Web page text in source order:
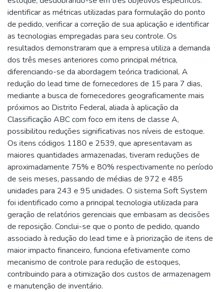
identificar as métricas utilizadas para formulação do ponto
de pedido, verificar a correção de sua aplicação e identificar
as tecnologias empregadas para seu controle. Os
resultados demonstraram que a empresa utiliza a demanda
dos três meses anteriores como principal métrica,
diferenciando-se da abordagem teórica tradicional. A
redução do lead time de fornecedores de 15 para 7 dias,
mediante a busca de fornecedores geograficamente mais
próximos ao Distrito Federal, aliada à aplicação da
Classificação ABC com foco em itens de classe A,
possibilitou reduções significativas nos níveis de estoque.
Os itens códigos 1180 e 2539, que apresentavam as
maiores quantidades armazenadas, tiveram reduções de
aproximadamente 75% e 80% respectivamente no período
de seis meses, passando de médias de 972 e 485
unidades para 243 e 95 unidades. O sistema Soft System
foi identificado como a principal tecnologia utilizada para
geração de relatórios gerenciais que embasam as decisões
de reposição. Conclui-se que o ponto de pedido, quando
associado à redução do lead time e à priorização de itens de
maior impacto financeiro, funciona efetivamente como
mecanismo de controle para redução de estoques,
contribuindo para a otimização dos custos de armazenagem
e manutenção de inventário.